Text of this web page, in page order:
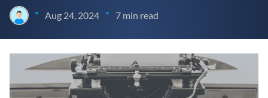
• Aug 24, 2024 • 7 min read